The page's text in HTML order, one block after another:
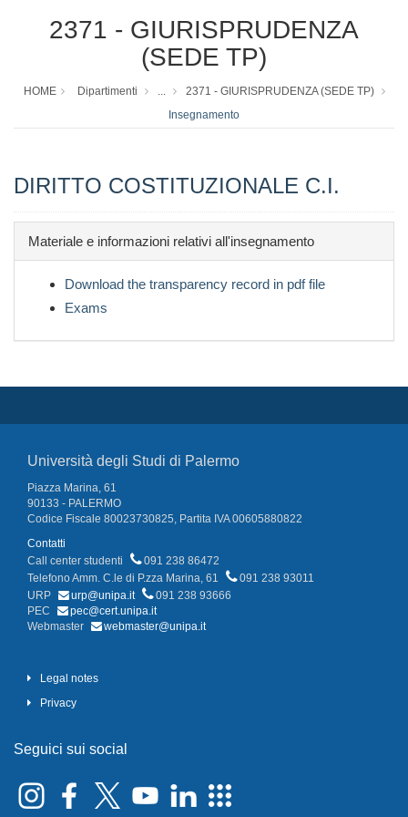
2371 - GIURISPRUDENZA
(SEDE TP)
HOME Dipartimenti ...
2371 - GIURISPRUDENZA (SEDE TP)
Insegnamento
DIRITTO COSTITUZIONALE C.I.
Materiale e informazioni relativi all'insegnamento
Download the transparency record in pdf file
Exams
Università degli Studi di Palermo
Piazza Marina, 61
90133 - PALERMO
Codice Fiscale 80023730825, Partita IVA 00605880822
Contatti
Call center studenti
091 238 86472
Telefono Amm. C.le di P.zza Marina, 61
091 238 93011
URP
urp@unipa.it
091 238 93666
PEC
pec@cert.unipa.it
Webmaster
webmaster@unipa.it
Legal notes
Privacy
Seguici sui social